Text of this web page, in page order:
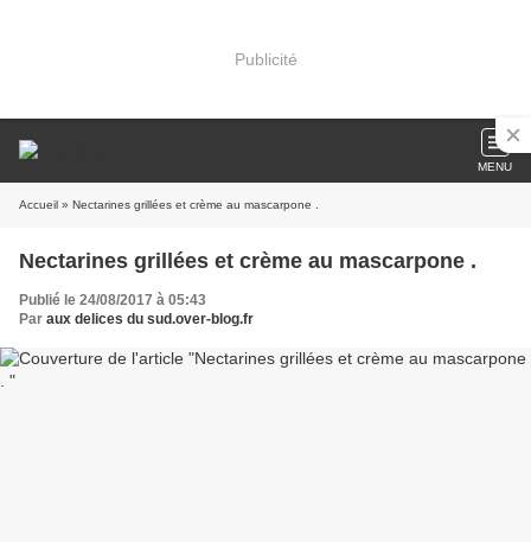
Publicité
MENU
Accueil » Nectarines grillées et crème au mascarpone .
Nectarines grillées et crème au mascarpone .
Publié le 24/08/2017 à 05:43
Par aux delices du sud.over-blog.fr